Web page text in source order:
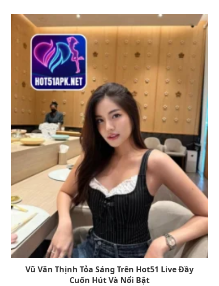
Vũ Văn Thịnh Tỏa Sáng Trên Hot51 Live Đầy
Cuốn Hút Và Nổi Bật